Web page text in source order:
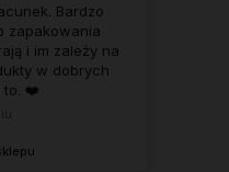
Bardzo
zapakowania
i im zależy na
w dobrych
to. ❤️